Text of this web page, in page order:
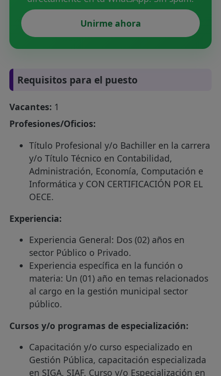
Unirme ahora
Requisitos para el puesto
Vacantes: 1
Profesiones/Oficios:
Título Profesional y/o Bachiller en la carrera
y/o Título Técnico en Contabilidad,
Administración, Economía, Computación e
Informática y CON CERTIFICACIÓN POR EL
OECE.
Experiencia:
Experiencia General: Dos (02) años en
sector Público o Privado.
Experiencia específica en la función o
materia: Un (01) año en temas relacionados
al cargo en la gestión municipal sector
público.
Cursos y/o programas de especialización:
Capacitación y/o curso especializado en
Gestión Pública, capacitación especializada
en SIGA, SIAF, Curso y/o Especialización en